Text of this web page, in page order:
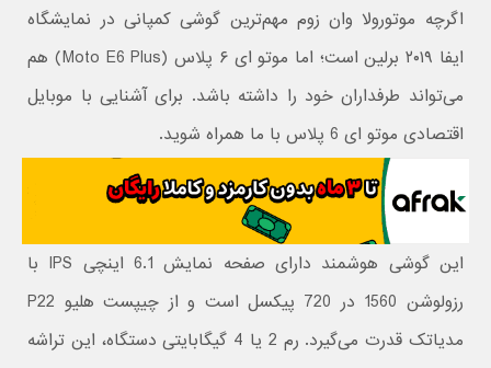
اگرچه موتورولا وان زوم مهم‌ترین گوشی کمپانی در نمایشگاه
ایفا ۲۰۱۹ برلین است؛ اما موتو ای ۶ پلاس (Moto E6 Plus) هم
می‌تواند طرفداران خود را داشته باشد. برای آشنایی با موبایل
اقتصادی موتو ای 6 پلاس با ما همراه شوید.
این گوشی هوشمند دارای صفحه نمایش 6.1 اینچی IPS با
رزولوشن 1560 در 720 پیکسل است و از چیپست هلیو P22
مدیاتک قدرت می‌گیرد. رم 2 یا 4 گیگابایتی دستگاه، این تراشه